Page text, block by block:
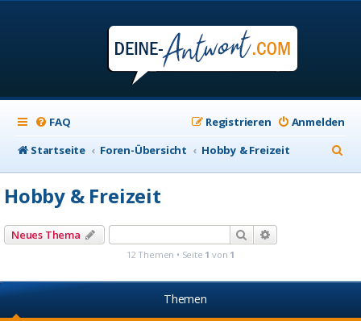
FAQ Anmelden
Registrieren
Startseite
Foren-Übersicht Hobby & Freizeit
u
Hobby & Freizeit
Neues Thema Suche
12 Themen • Seite 1 von 1
Themen